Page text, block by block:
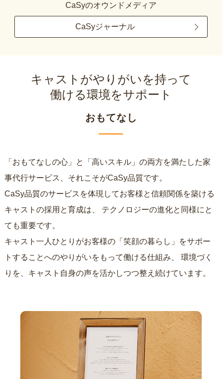
CaSyのオウンドメディア
CaSyジャーナル
キャストがやりがいを持って
働ける環境をサポート
おもてなし
「おもてなしの心」と「高いスキル」の両方を満たした家
事代行サービス、それこそがCaSy品質です。
CaSy品質のサービスを体現してお客様と信頼関係を築ける
キャストの採用と育成は、
ても重要です。
キャスト一人ひとりがお客様の「笑顔の暮らし」をサポー
トすることへのやりがいをもって働ける仕組み、
りを、キャスト自身の声を活かしつつ整え続けています。